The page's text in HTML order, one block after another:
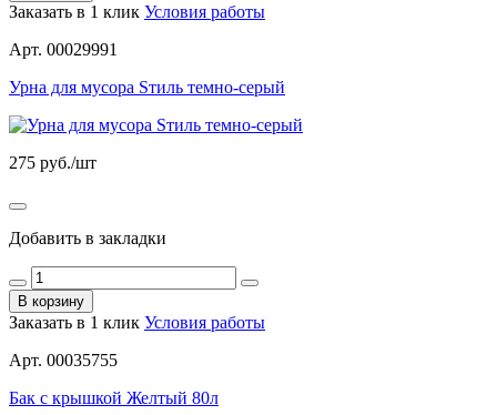
Заказать в 1 клик Условия работы
Арт. 00029991
Урна для мусора Sтиль темно-серый
275 руб./шт
Добавить в закладки
В корзину
Заказать в 1 клик Условия работы
Арт. 00035755
Бак с крышкой Желтый 80л